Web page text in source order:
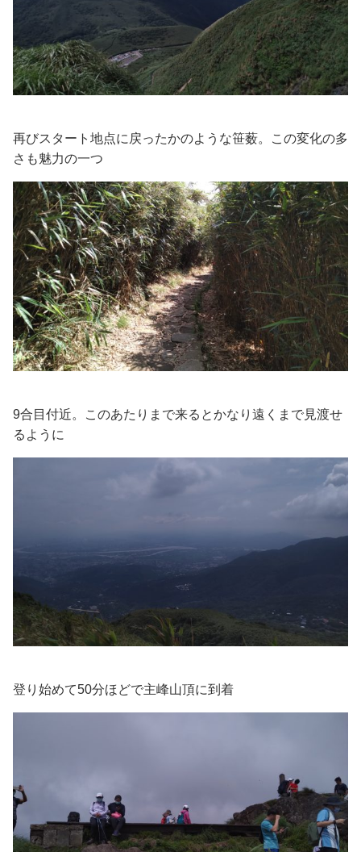
再びスタート地点に戻ったかのような笹薮。この変化の多
さも魅力の一つ
9合目付近。このあたりまで来るとかなり遠くまで見渡せ
るように
登り始めて50分ほどで主峰山頂に到着